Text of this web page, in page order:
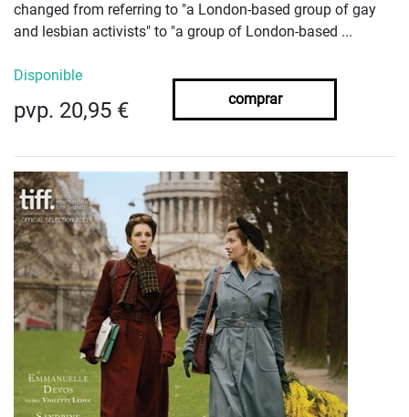
changed from referring to "a London-based group of gay
and lesbian activists" to "a group of London-based ...
Disponible
pvp. 20,95 € comprar